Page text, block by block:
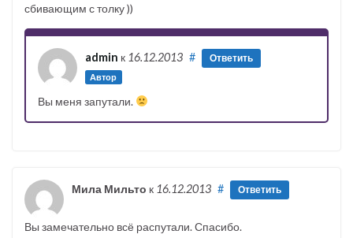
сбивающим с толку ))
admin к 16.12.2013
Автор
# Ответить
Вы меня запутали.
Мила Мильто к 16.12.2013 # Ответить
Вы замечательно всё распутали. Спасибо.